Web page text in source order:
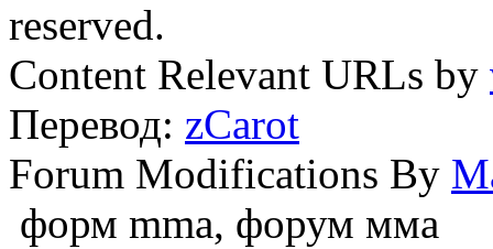
reserved.
Content Relevant URLs by
Перевод: zCarot
Forum Modifications By
форм mma, форум мма